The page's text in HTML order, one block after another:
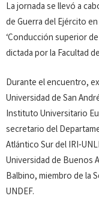
La jornada se llevó a
de Guerra del Ejército
‘Conducción superior
dictada por la Facultad
Durante el encuentro,
Universidad de San
Instituto Universitario
secretario del
Atlántico Sur del IRI-
Universidad de Buenos
Balbino, miembro de la
UNDEF.